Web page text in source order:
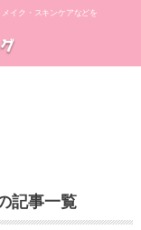
イク・スキンケアなどを